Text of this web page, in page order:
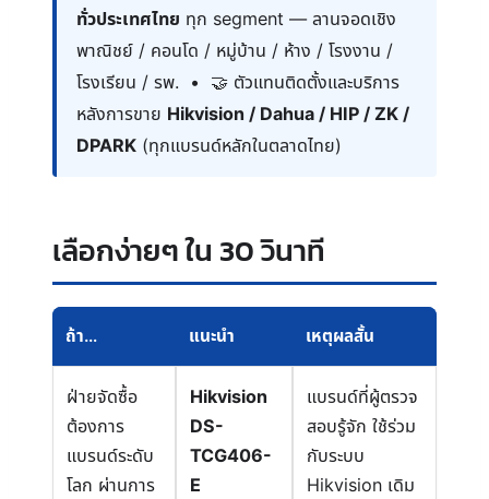
ทั่วประเทศไทย ทุก segment — ลานจอดเชิง
พาณิชย์ / คอนโด / หมู่บ้าน / ห้าง / โรงงาน /
โรงเรียน / รพ. •
ตัวแทนติดตั้งและบริการ
หลังการขาย Hikvision / Dahua / HIP / ZK /
DPARK (ทุกแบรนด์หลักในตลาดไทย)
เลือกง่ายๆ ใน 30 วินาที
ถ้า… แนะนำ เหตุผลสั้น
ฝ่ายจัดซื้อ
ต้องการ
แบรนด์ระดับ
โลก ผ่านการ
Hikvision
DS-
TCG406-
E
แบรนด์ที่ผู้ตรวจ
สอบรู้จัก ใช้ร่วม
กับระบบ
Hikvision เดิม